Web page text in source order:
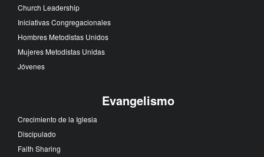
Church Leadership
Iniciativas Congregacionales
Hombres Metodistas Unidos
Mujeres Metodistas Unidas
Jóvenes
Evangelismo
Crecimiento de la Iglesia
Discipulado
Faith Sharing